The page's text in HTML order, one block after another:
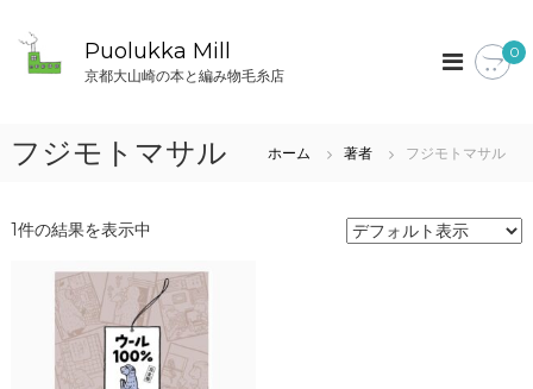
プ
Puolukka Mill
京都大山崎の本と編み物毛糸店
0
フジモトマサル ホーム 著者 フジモトマサル
1件の結果を表示中